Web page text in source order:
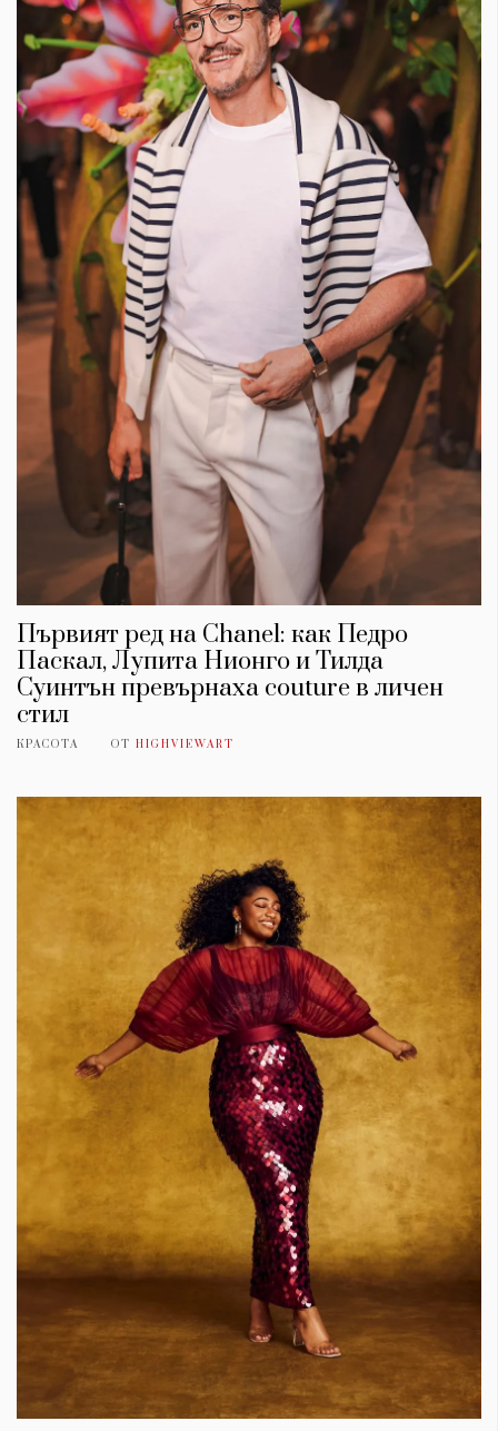
Първият ред на Chanel: как Педро
Паскал, Лупита Нионго и Тилда
Суинтън превърнаха couture в личен
стил
КРАСОТА ОТ HIGHVIEWART